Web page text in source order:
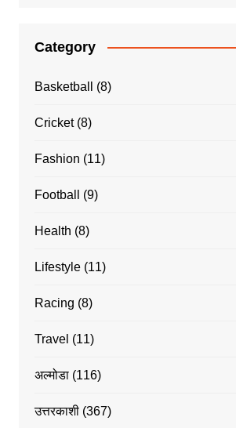
Category
Basketball (8)
Cricket(8)
Fashion (11)
Football (9)
Health (8)
Lifestyle(11)
Racing (8)
Travel (11)
अल्मोडा(116)
उत्तरकाशी(367)